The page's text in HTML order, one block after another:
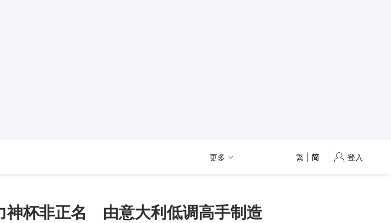
更多 繁 简 登入
神杯非正名 由意大利低调高手制造